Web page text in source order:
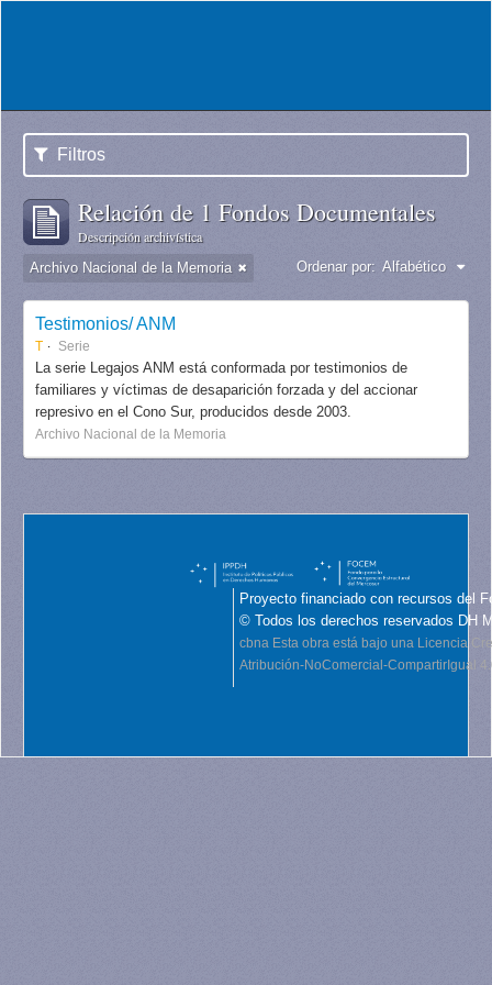
Filtros
Relación de 1 Fondos Documentales
Descripción archivística
Archivo Nacional de la Memoria Ordenar por: Alfabético
Testimonios/ ANM
T Serie
La serie Legajos ANM está conformada por testimonios de
familiares y víctimas de desaparición forzada y del accionar
represivo en el Cono Sur, producidos desde 2003.
Archivo Nacional de la Memoria
Proyecto financiado con recursos del
© Todos los derechos reservados DH
cbna Esta obra está bajo una Licencia
Atribución-NoComercial-CompartirIgual